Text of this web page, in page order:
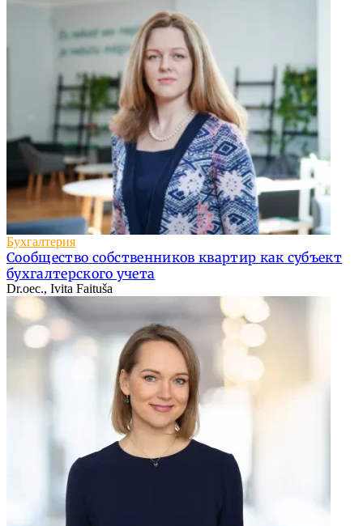
Бухгалтерия
Сообщество собственников квартир как субъект
бухгалтерского учета
Dr.oec., Ivita Faituša